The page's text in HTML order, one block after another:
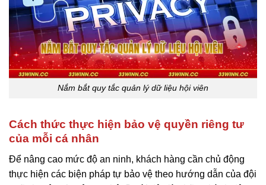
Nắm bắt quy tắc quản lý dữ liệu hội viên
Cách thức thực hiện bảo vệ quyền riêng tư
của mỗi cá nhân
Để nâng cao mức độ an ninh, khách hàng cần chủ động
thực hiện các biện pháp tự bảo vệ theo hướng dẫn của đội